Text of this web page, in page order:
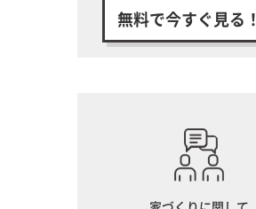
無料で今すぐ見る！